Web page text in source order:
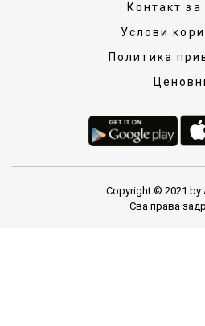
Контакт за
Услови
Политика
Copyright © 2021 by
Сва права